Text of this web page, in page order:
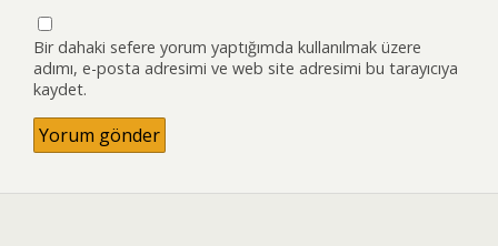
Bir dahaki sefere yorum yaptığımda kullanılmak üzere
adımı, e-posta adresimi ve web site adresimi bu tarayıcıya
kaydet.